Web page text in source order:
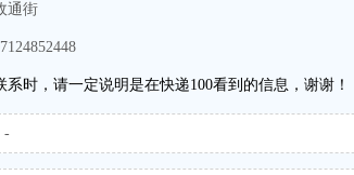
通街
系时，请一定说明是在快递100看到的信息，谢谢！
-